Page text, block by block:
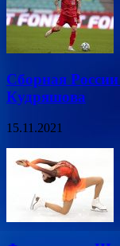
Сборная
Кудряшова
15.11.2021